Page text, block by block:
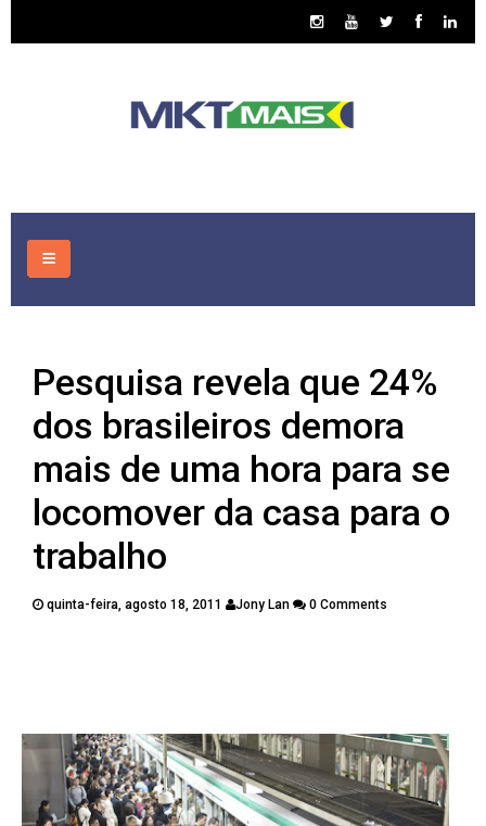
CONSULTORIA
ASSUNTOS
PUBLICAÇÕES
CONTATOS
Pesquisa revela que 24%
dos brasileiros demora
mais de uma hora para se
locomover da casa para o
trabalho
quinta-feira, agosto 18, 2011 Jony Lan 0 Comments